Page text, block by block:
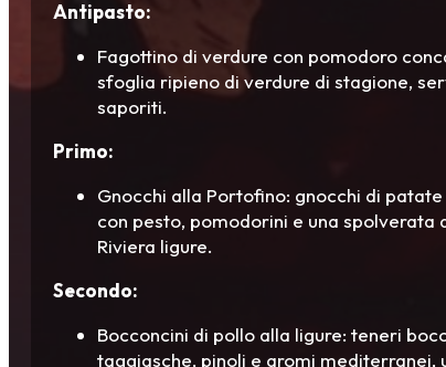
Antipasto:
Fagottino di verdure con pomodoro
sfoglia ripieno di verdure di stagione,
saporiti.
Primo:
Gnocchi alla Portofino: gnocchi di
con pesto, pomodorini e una spolverata
Riviera ligure.
Secondo:
Bocconcini di pollo alla ligure: teneri
taggiasche, pinoli e aromi mediterranei,